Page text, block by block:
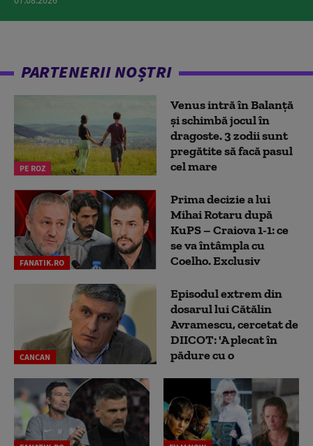
PARTENERII NOȘTRI
PE ROZ
Venus intră în Balanță
și schimbă jocul în
dragoste. 3 zodii sunt
pregătite să facă pasul
cel mare
FANATIK.RO
Prima decizie a lui
Mihai Rotaru după
KuPS – Craiova 1-1: ce
se va întâmpla cu
Coelho. Exclusiv
CANCAN
Episodul extrem din
dosarul lui Cătălin
Avramescu, cercetat de
DIICOT: 'A plecat în
pădure cu o